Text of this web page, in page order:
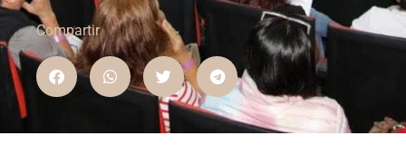
Compartir